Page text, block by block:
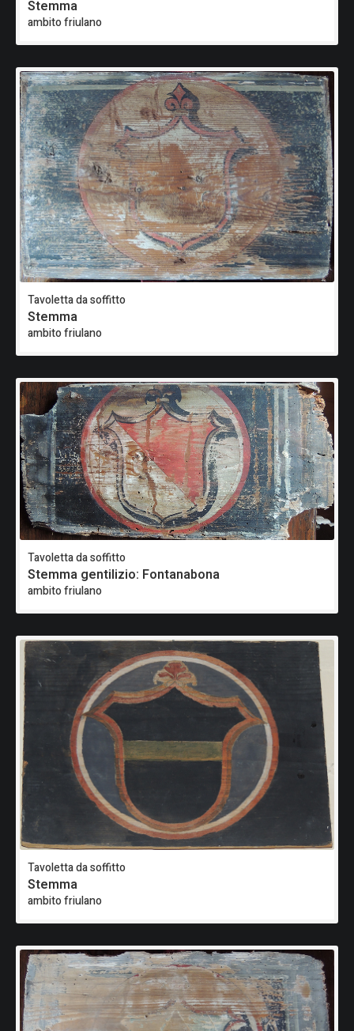
Stemma
ambito friulano
Tavoletta da soffitto
Stemma
ambito friulano
Tavoletta da soffitto
Stemma gentilizio: Fontanabona
ambito friulano
Tavoletta da soffitto
Stemma
ambito friulano